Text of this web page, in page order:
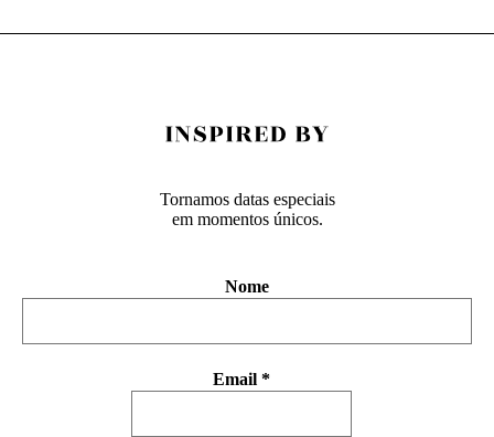
Tornamos datas especiais
em momentos únicos.
Nome
Email *